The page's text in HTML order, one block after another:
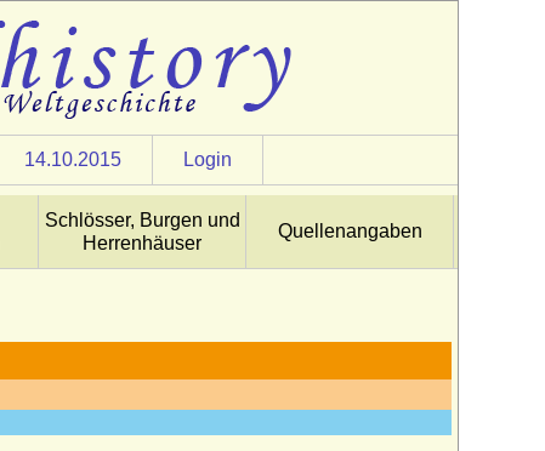
14.10.2015 Login
Schlösser, Burgen und
Herrenhäuser
Quellenangaben